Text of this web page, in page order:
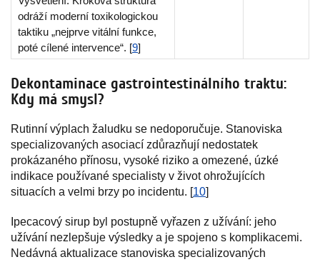
odráží moderní toxikologickou
taktiku „nejprve vitální funkce,
poté cílené intervence“. [9]
Dekontaminace gastrointestinálního traktu:
Kdy má smysl?
Rutinní výplach žaludku se nedoporučuje. Stanoviska
specializovaných asociací zdůrazňují nedostatek
prokázaného přínosu, vysoké riziko a omezené, úzké
indikace používané specialisty v život ohrožujících
situacích a velmi brzy po incidentu. [10]
Ipecacový sirup byl postupně vyřazen z užívání: jeho
užívání nezlepšuje výsledky a je spojeno s komplikacemi.
Nedávná aktualizace stanoviska specializovaných